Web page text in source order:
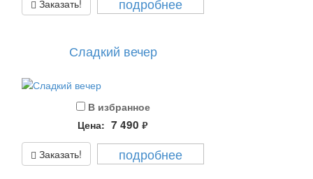
Заказать!
Сладкий вечер
В избранное
Цена: 7 490 руб.
Заказать! подробнее